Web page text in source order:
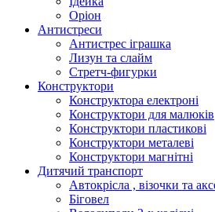
Оріон
Антистреси
Антистрес іграшка
Лизун та слайм
Стретч-фигурки
Конструктори
Конструктора електроні
Конструктори для малюків
Конструктори пластикові
Конструктори металеві
Конструктори магнітні
Дитячий транспорт
Автокрісла , візочки та
Біговел